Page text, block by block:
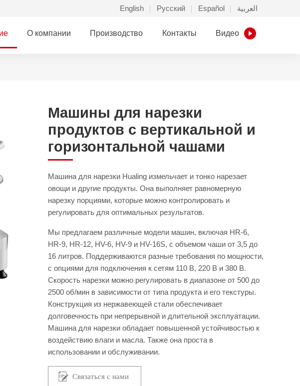
English Русский Español العربية
О компании Производство Контакты Видео
Машины для нарезки
продуктов с вертикальной и
горизонтальной чашами
Машина для нарезки Hualing измельчает и тонко нарезает
овощи и другие продукты. Она выполняет равномерную
нарезку порциями, которые можно контролировать и
регулировать для оптимальных результатов.
Мы предлагаем различные модели машин, включая HR-6,
HR-9, HR-12, HV-6, HV-9 и HV-16S, с объемом чаши от 3,5 до
16 литров. Поддерживаются разные требования по мощности,
с опциями для подключения к сетям 110 В, 220 В и 380 В.
Скорость нарезки можно регулировать в диапазоне от 500 до
2500 об/мин в зависимости от типа продукта и его текстуры.
Конструкция из нержавеющей стали обеспечивает
долговечность при непрерывной и длительной эксплуатации.
Машина для нарезки обладает повышенной устойчивостью к
воздействию влаги и масла. Также она проста в
использовании и обслуживании.
Связаться с нами